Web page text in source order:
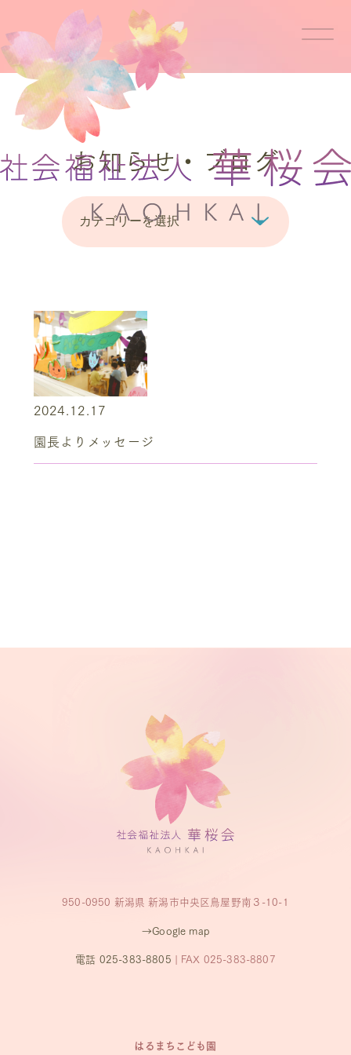
お知らせ・ブログ
2024.12.17
園長よりメッセージ
950-0950 新潟県 新潟市中央区鳥屋野南３-10-1
→Google map
電話 025-383-8805 | FAX 025-383-8807
はるまちこども園